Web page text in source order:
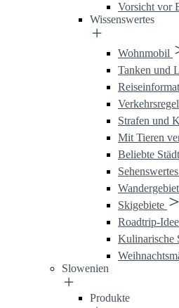
Vorsicht vor
Wissenswertes
Wohnmobil
Tanken und
Strafen und
Mit Tieren
Beliebte
Skigebiete
Roadtrip-
Kulinarische
Slowenien
Produkte